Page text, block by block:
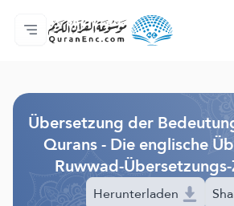
Hauptseite
Inhaltsverzeichnis der
Audio
Service der Entwickler - API
Über das Projekt
Kontakt
Sprache
Übersetzung der
Qurans - Die englische
Ruwwad-
Herunterladen